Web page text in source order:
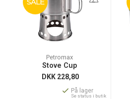
Petromax
Stove Cup
DKK 228,80
På lager
Se status i butik